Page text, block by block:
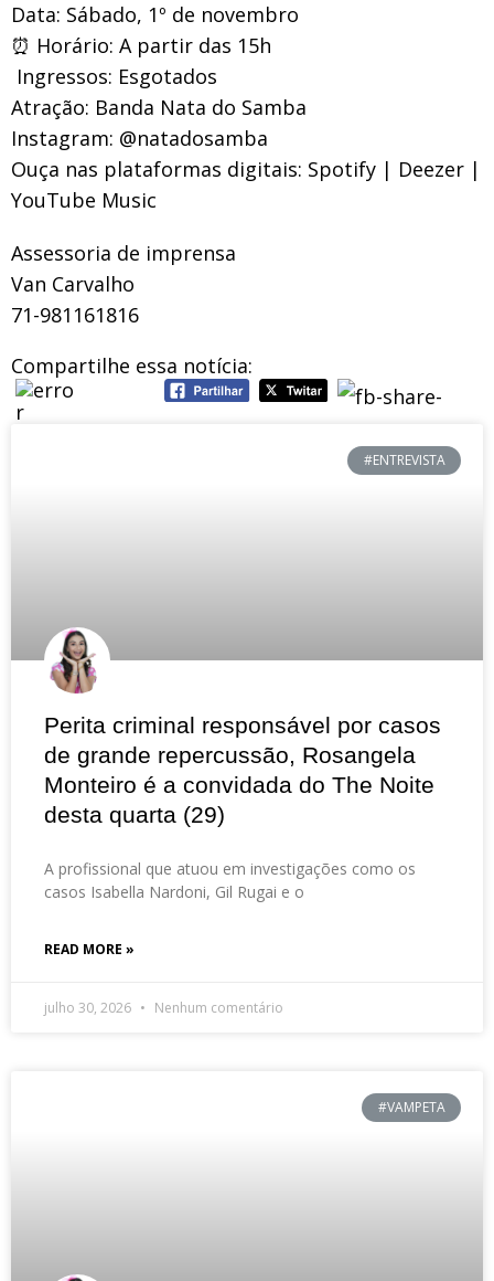
Data: Sábado, 1º de novembro
⏰ Horário: A partir das 15h
️ Ingressos: Esgotados
Atração: Banda Nata do Samba
Instagram: @natadosamba
Ouça nas plataformas digitais: Spotify | Deezer |
YouTube Music
Assessoria de imprensa
Van Carvalho
71-981161816
Compartilhe essa notícia:
#ENTREVISTA
Perita criminal responsável por casos
de grande repercussão, Rosangela
Monteiro é a convidada do The Noite
desta quarta (29)
A profissional que atuou em investigações como os
casos Isabella Nardoni, Gil Rugai e o
READ MORE »
julho 30, 2026 Nenhum comentário
#VAMPETA